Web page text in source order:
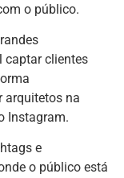
o público.
captar clientes
arquitetos na
Instagram.
e
o público está